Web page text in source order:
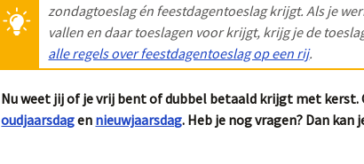
zondagtoeslag én feestdagentoeslag krijgt. Als je
vallen en daar toeslagen voor krijgt, krijg je de
alle regels over feestdagentoeslag op een rij.
Nu weet jij of je vrij bent of dubbel betaald krijgt met kerst.
oudjaarsdagen nieuwjaarsdag. Heb je nog vragen? Dan